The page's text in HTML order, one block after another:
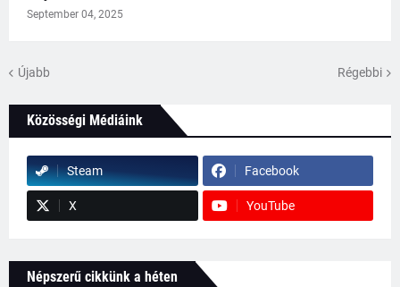
September 04, 2025
Újabb Régebbi
Közösségi Médiáink
Steam Facebook
X YouTube
Népszerű cikkünk a héten